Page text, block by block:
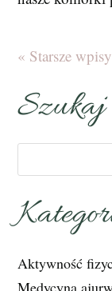
« Starsze wpisy
Szukaj
Aktywność
Medycyna